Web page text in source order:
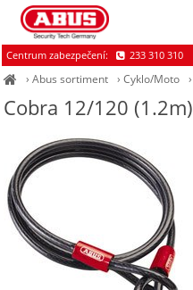
›Abus sortiment ›Cyklo/Moto ›
Cobra 12/120 (1.2m)
Centrum zabezpečení: 233 310 310